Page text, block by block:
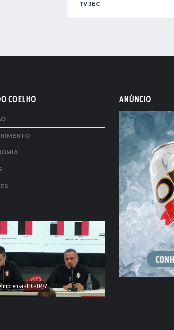
TV JEC
COELHO
- JEC - 02/7
ANÚNCIO